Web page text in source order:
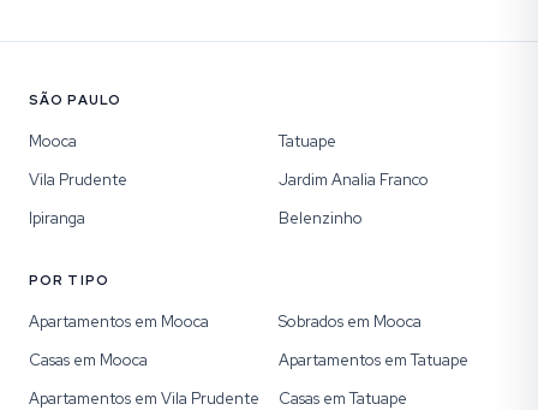
SÃO PAULO
Mooca
Tatuape
Vila Prudente
Jardim Analia Franco
Ipiranga
Belenzinho
POR TIPO
Apartamentos em Mooca
Sobrados em Mooca
Casas em Mooca
Apartamentos em Tatuape
Apartamentos em Vila Prudente
Casas em Tatuape